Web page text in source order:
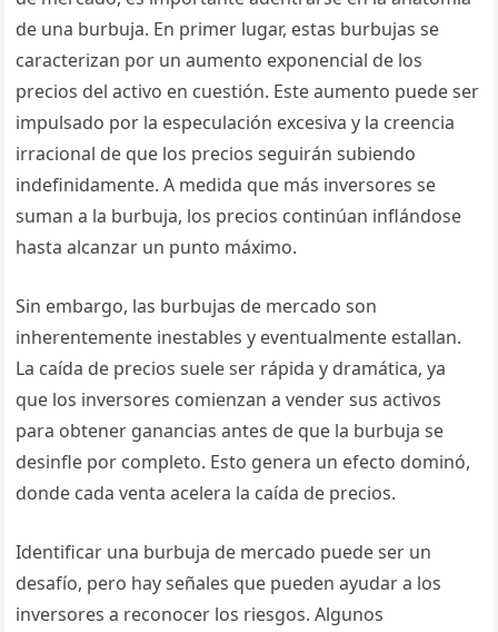
de una burbuja. En primer lugar, estas burbujas se
caracterizan por un aumento exponencial de los
precios del activo en cuestión. Este aumento puede ser
impulsado por la especulación excesiva y la creencia
irracional de que los precios seguirán subiendo
indefinidamente. A medida que más inversores se
suman a la burbuja, los precios continúan inflándose
hasta alcanzar un punto máximo.
Sin embargo, las burbujas de mercado son
inherentemente inestables y eventualmente estallan.
La caída de precios suele ser rápida y dramática, ya
que los inversores comienzan a vender sus activos
para obtener ganancias antes de que la burbuja se
desinfle por completo. Esto genera un efecto dominó,
donde cada venta acelera la caída de precios.
Identificar una burbuja de mercado puede ser un
desafío, pero hay señales que pueden ayudar a los
inversores a reconocer los riesgos. Algunos